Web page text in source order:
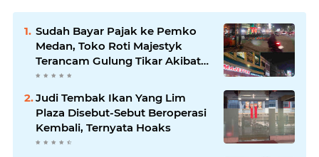
Sudah Bayar Pajak ke Pemko
Medan, Toko Roti Majestyk
Terancam Gulung Tikar Akibat
Akses Jalan Ditutup Pedagang
Angkringan
Judi Tembak Ikan Yang Lim
Plaza Disebut-Sebut Beroperasi
Kembali, Ternyata Hoaks